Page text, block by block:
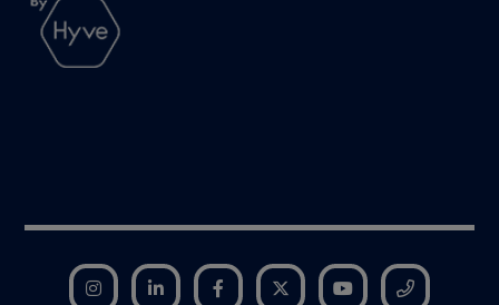
Instagram LinkedIn Facebook Twitter YouTube